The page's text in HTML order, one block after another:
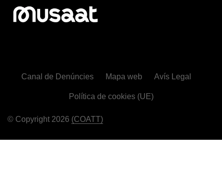
© Copyright 2026 (COATT)
Canal de Denúncies Mapa web Avís Legal
Política de cookies (UE)